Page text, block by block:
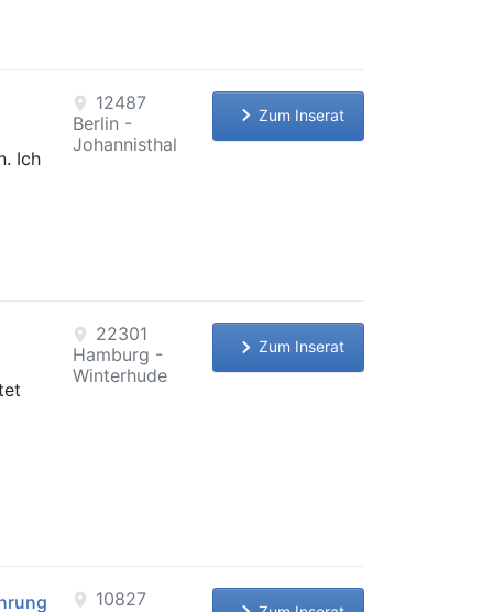
Ich
location_on 12487
Berlin -
Johannisthal
keyboard_arrow_right Zum Inserat
location_on 22301
Hamburg -
Winterhude
keyboard_arrow_right Zum Inserat
location_on 10827